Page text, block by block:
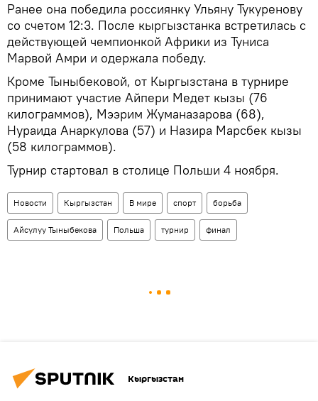
Ранее она победила россиянку Ульяну Тукуренову
со счетом 12:3. После кыргызстанка встретилась с
действующей чемпионкой Африки из Туниса
Марвой Амри и одержала победу.
Кроме Тыныбековой, от Кыргызстана в турнире
принимают участие Айпери Медет кызы (76
килограммов), Мээрим Жуманазарова (68),
Нураида Анаркулова (57) и Назира Марсбек кызы
(58 килограммов).
Турнир стартовал в столице Польши 4 ноября.
Новости Кыргызстан В мире спорт борьба
Айсулуу Тыныбекова Польша турнир финал
Кыргызстан